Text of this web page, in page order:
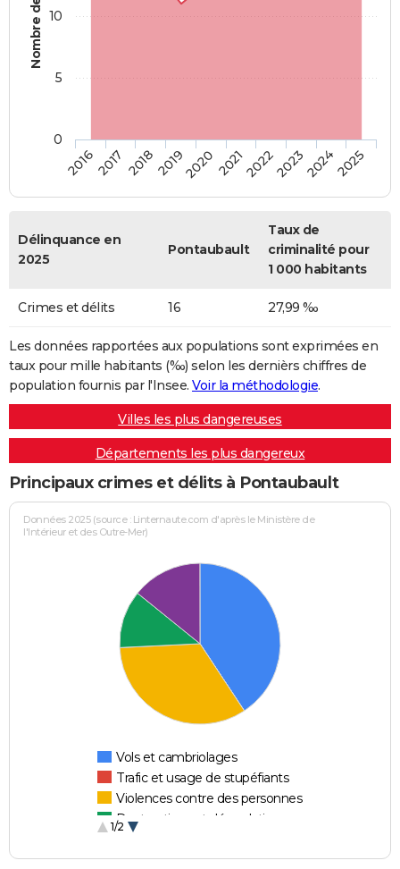
20162017 20182019202020212022202320242025
0
5
10
Délinquance en
2025
Pontaubault
Taux de
criminalité pour
1 000 habitants
Crimes et délits 16 27,99 ‰
Les données rapportées aux populations sont exprimées en
taux pour mille habitants (‰) selon les dernièrs chiffres de
population fournis par l'Insee. Voir la méthodologie.
Villes les plus dangereuses
Départements les plus dangereux
Principaux crimes et délits à Pontaubault
Données 2025 (source : Linternaute.com d'après le Ministère de
l'Intérieur et des Outre-Mer)
Vols et cambriolages
Trafic et usage de stupéfiants
Violences contre des personnes
Destructions et dégradations
1/2